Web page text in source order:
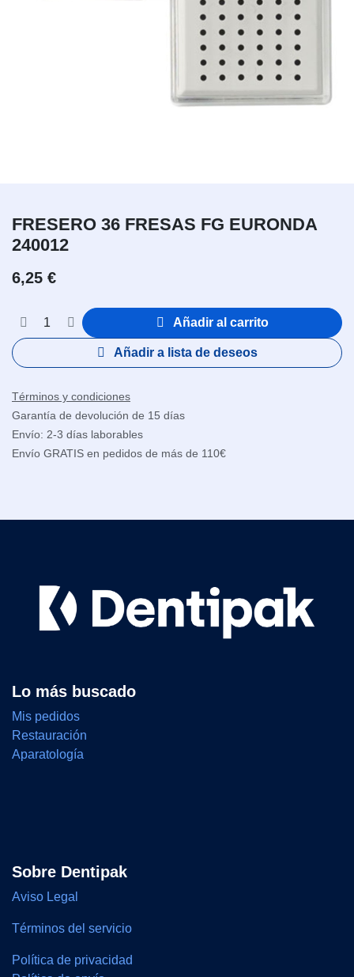
FRESERO 36 FRESAS FG EURONDA
240012
6,25 €
Añadir al carrito
Añadir a lista de deseos
Términos y condiciones
Garantía de devolución de 15 días
Envío: 2-3 días laborables
Envío GRATIS en pedidos de más de 110€
Lo más buscado
Mis pedidos
Restauración
Aparatología
Sobre Dentipak
Aviso Legal
Términos del servicio
Política de privacidad